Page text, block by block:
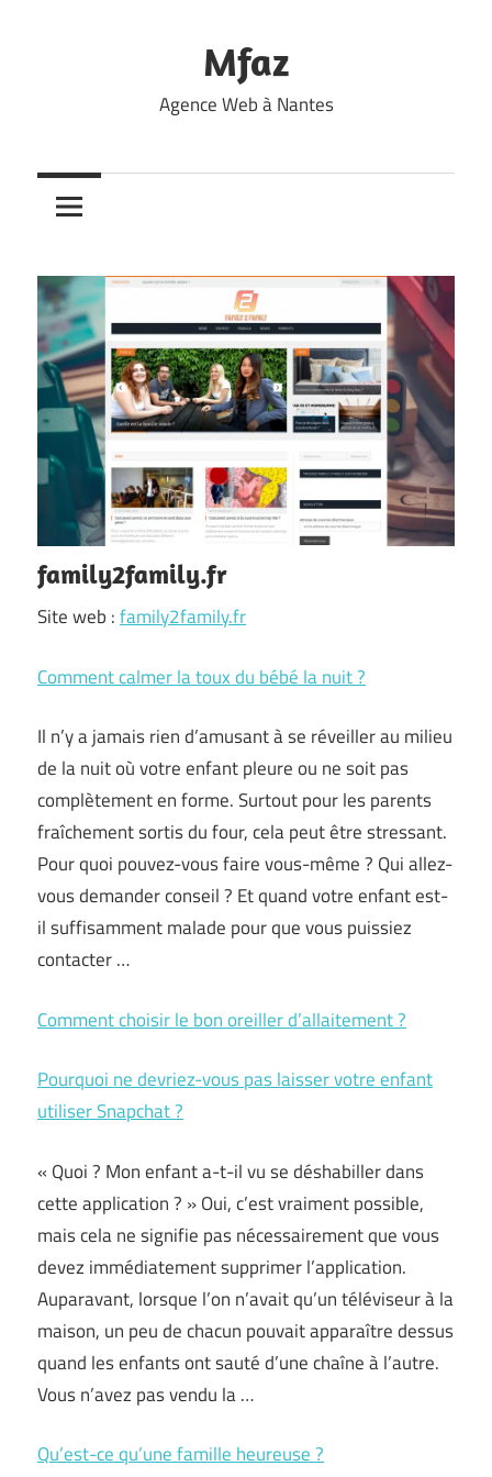
Mfaz
Agence Web à Nantes
family2family.fr
Site web :family2family.fr
Comment calmer la toux du bébé la nuit ?
Il n’y a jamais rien d’amusant à se réveiller au milieu
de la nuit où votre enfant pleure ou ne soit pas
complètement en forme. Surtout pour les parents
fraîchement sortis du four, cela peut être stressant.
Pour quoi pouvez-vous faire vous-même ? Qui allez-
vous demander conseil ? Et quand votre enfant est-
il suffisamment malade pour que vous puissiez
contacter …
Comment choisir le bon oreiller d’allaitement ?
Pourquoi ne devriez-vous pas laisser votre enfant
utiliser Snapchat ?
« Quoi ? Mon enfant a-t-il vu se déshabiller dans
cette application ? » Oui, c’est vraiment possible,
mais cela ne signifie pas nécessairement que vous
devez immédiatement supprimer l’application.
Auparavant, lorsque l’on n’avait qu’un téléviseur à la
maison, un peu de chacun pouvait apparaître dessus
quand les enfants ont sauté d’une chaîne à l’autre.
Vous n’avez pas vendu la …
Qu’est-ce qu’une famille heureuse ?